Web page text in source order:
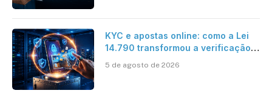
KYC e apostas online: como a Lei
14.790 transformou a verificação
brasileiro
5 de agosto de 2026